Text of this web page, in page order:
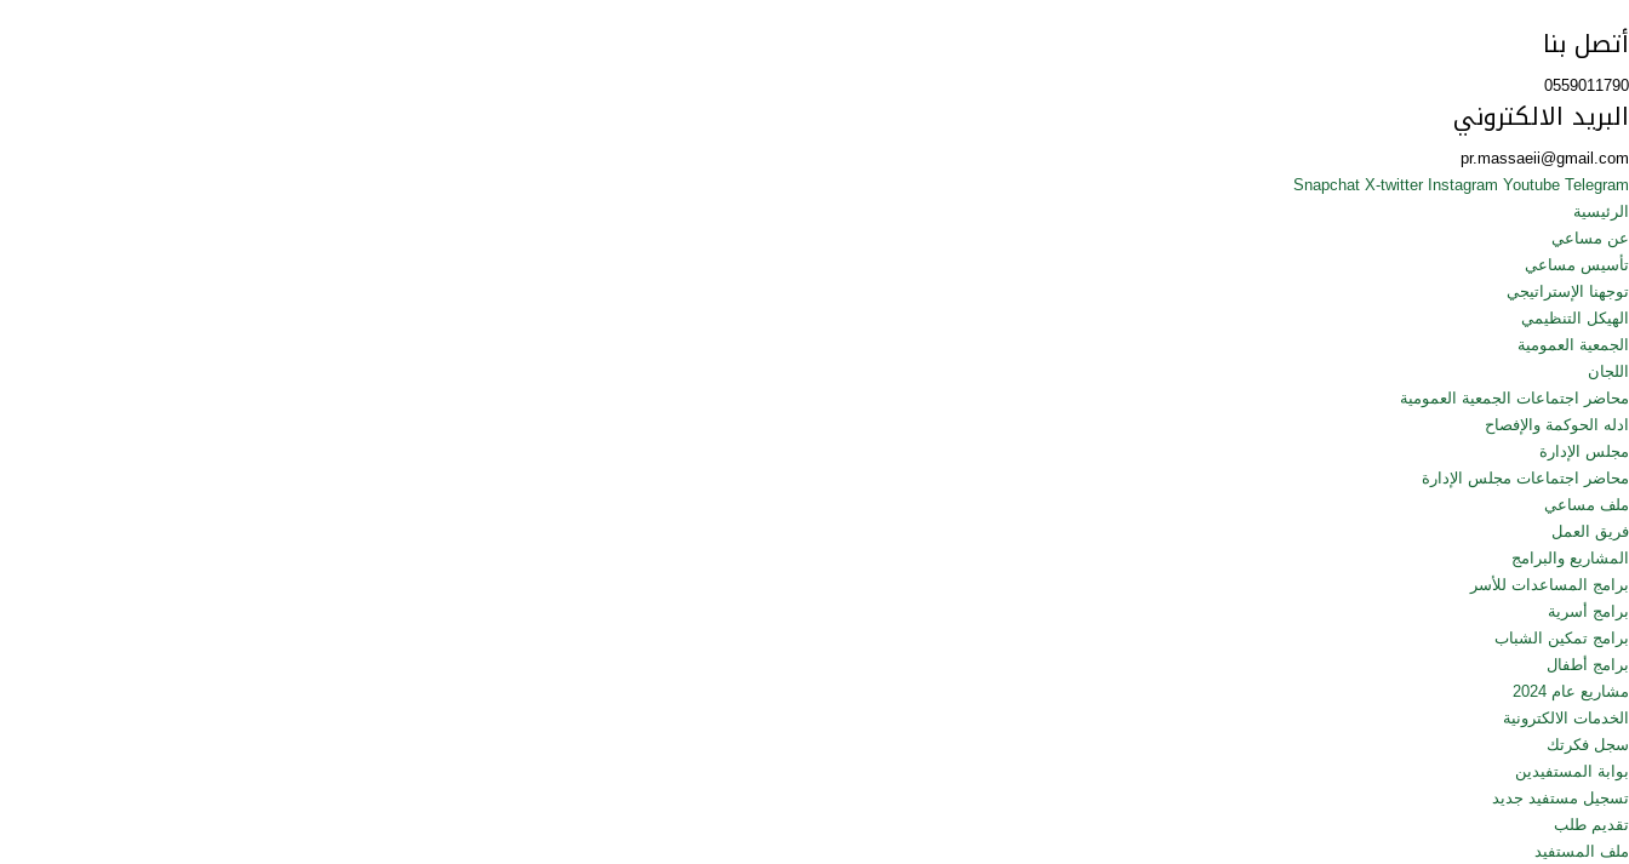
أتصل بنا
0559011790
البريد الالكتروني
pr.massaeii@gmail.com
Snapchat X-twitter Instagram Youtube Telegram
الرئيسية
عن مساعي
تأسيس مساعي
توجهنا الإستراتيجي
الهيكل التنظيمي
الجمعية العمومية
اللجان
محاضر اجتماعات الجمعية العمومية
ادله الحوكمة والإفصاح
مجلس الإدارة
محاضر اجتماعات مجلس الإدارة
ملف مساعي
فريق العمل
المشاريع والبرامج
برامج المساعدات للأسر
برامج أسرية
برامج تمكين الشباب
برامج أطفال
مشاريع عام 2024
الخدمات الالكترونية
سجل فكرتك
بوابة المستفيدين
تسجيل مستفيد جديد
تقديم طلب
ملف المستفيد